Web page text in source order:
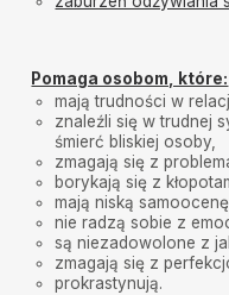
Pomaga osobom, które:
mają trudności w
znaleźli się w trudnej
śmierć bliskiej osoby,
zmagają się z
borykają się z
mają niską
nie radzą sobie z
są niezadowolone z
zmagają się z
prokrastynują.